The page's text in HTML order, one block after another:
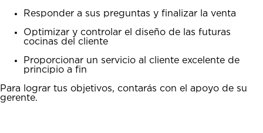
Responder a sus preguntas y finalizar la venta
Optimizar y controlar el diseño de las futuras
cocinas del cliente
Proporcionar un servicio al cliente excelente de
principio a fin
Para lograr tus objetivos, contarás con el apoyo de su
gerente.